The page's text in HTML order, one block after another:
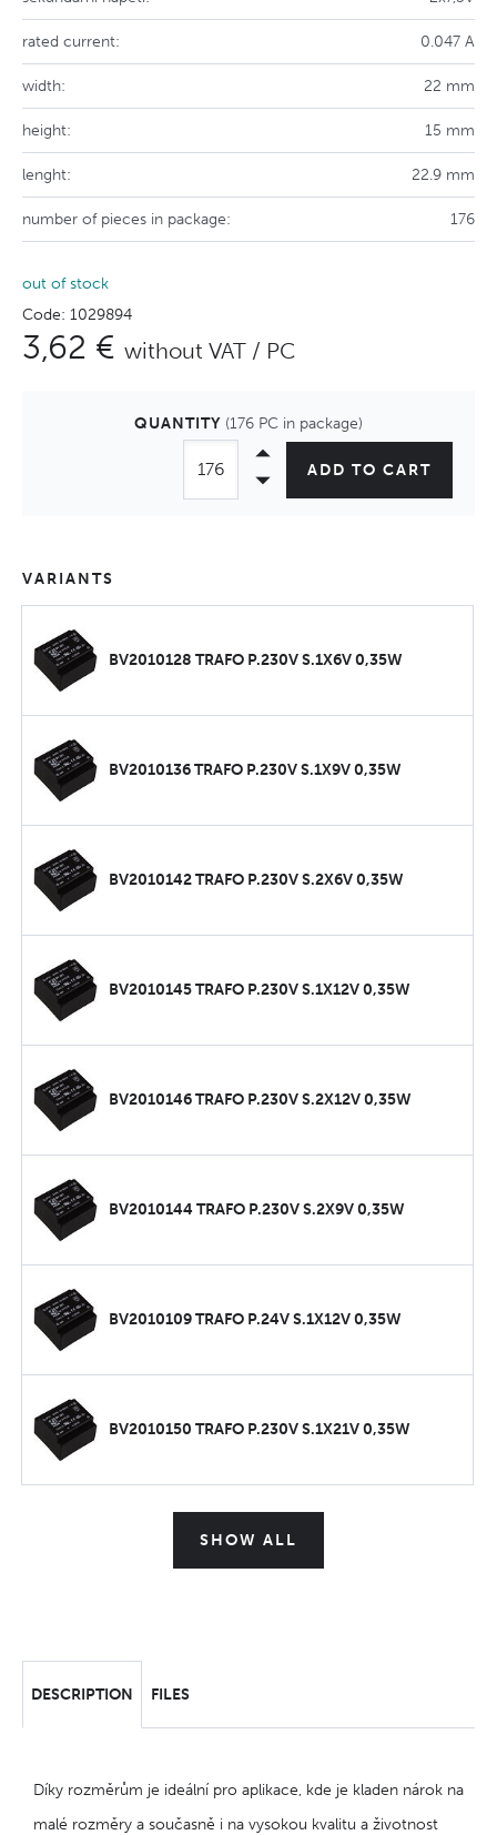
rated current: 0.047 A
width: 22 mm
height: 15 mm
lenght: 22.9 mm
number of pieces in package: 176
out of stock
Code: 1029894
3,62 € without VAT / PC
QUANTITY (176 PC in package)
ADD TO CART
VARIANTS
BV2010128 TRAFO P.230V S.1X6V 0,35W
BV2010136 TRAFO P.230V S.1X9V 0,35W
BV2010142 TRAFO P.230V S.2X6V 0,35W
BV2010145 TRAFO P.230V S.1X12V 0,35W
BV2010146 TRAFO P.230V S.2X12V 0,35W
BV2010144 TRAFO P.230V S.2X9V 0,35W
BV2010109 TRAFO P.24V S.1X12V 0,35W
BV2010150 TRAFO P.230V S.1X21V 0,35W
SHOW ALL
DESCRIPTION FILES
Díky rozměrům je ideální pro aplikace, kde je kladen nárok na
malé rozměry a současně i na vysokou kvalitu a životnost